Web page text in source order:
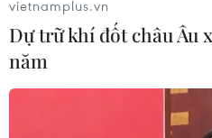
10/12/2023 22:30
GIFT-IFSC là một trung tâm
nhằm cạnh tranh với các
các ưu đãi về tài khóa và
vietnamplus.vn
Dự trữ khí đốt châu Âu
năm